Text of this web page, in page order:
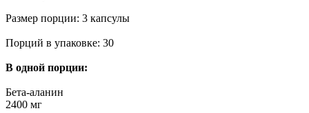
Размер порции: 3 капсулы
Порций в упаковке: 30
В одной порции:
Бета-аланин
2400 мг